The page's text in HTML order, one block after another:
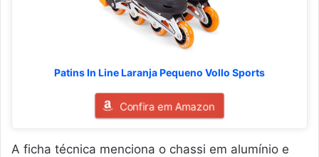
Patins In Line Laranja Pequeno Vollo Sports
Confira em Amazon
A ficha técnica menciona o chassi em alumínio e